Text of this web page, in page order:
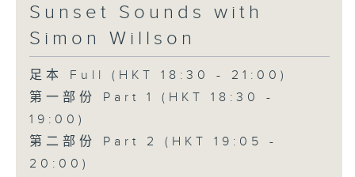
Sunset Sounds with
Simon Willson
足本 Full (HKT 18:30 - 21:00)
第一部份 Part 1 (HKT 18:30 -
19:00)
第二部份 Part 2 (HKT 19:05 -
20:00)